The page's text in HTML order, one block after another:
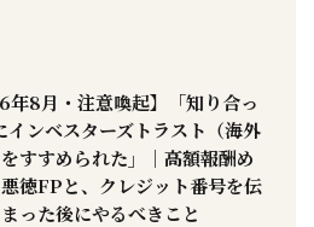
年8月・注意喚起】「知り合っ
インベスターズトラスト（海外
すすめられた」｜高額報酬め
徳FPと、クレジット番号を伝
った後にやるべきこと